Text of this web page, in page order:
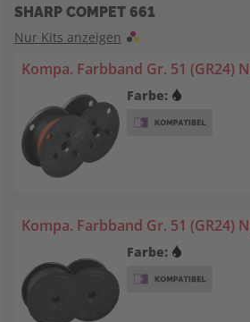
SHARP COMPET 661
Nur Kits anzeigen
Kompa. Farbband Gr. 51 (GR24)
Farbe:
Kompa. Farbband Gr. 51 (GR24)
Farbe: